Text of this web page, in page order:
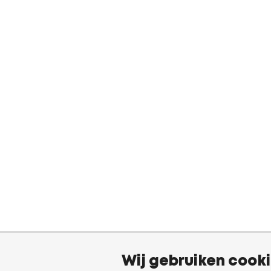
Wij gebruiken